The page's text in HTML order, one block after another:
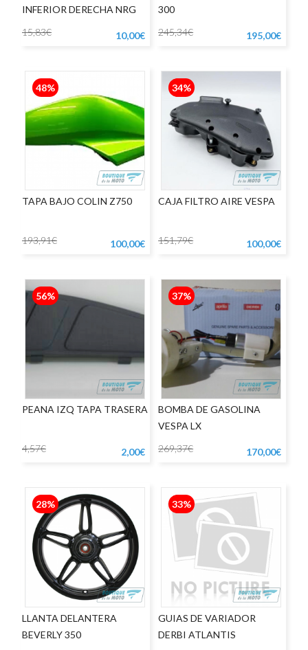
INFERIOR DERECHA NRG
15,83€
10,00€
300
245,34€
195,00€
48%
TAPA BAJO COLIN Z750
193,91€ 100,00€
34%
CAJA FILTRO AIRE VESPA
151,79€ 100,00€
56%
PEANA IZQ TAPA TRASERA
4,57€ 2,00€
37%
BOMBA DE GASOLINA
VESPA LX
269,37€
170,00€
28%
LLANTA DELANTERA
BEVERLY 350
33%
GUIAS DE VARIADOR
DERBI ATLANTIS